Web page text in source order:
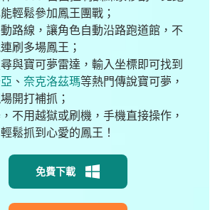
輕鬆參加鳳王團戰；
路線，讓角色自動沿路跑道館，不
刷多場鳳王；
與寶可夢雷達，輸入坐標即可找到
、 奈克洛茲瑪等熱門傳說寶可夢，
開打補抓；
不用越獄或刷機，手機直接操作，
鬆抓到心愛的鳳王！
免費下載